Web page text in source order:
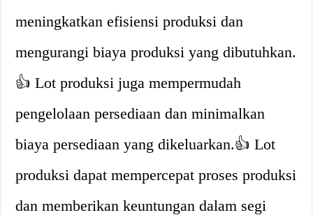
meningkatkan efisiensi produksi dan
mengurangi biaya produksi yang dibutuhkan.
👍 Lot produksi juga mempermudah
pengelolaan persediaan dan minimalkan
biaya persediaan yang dikeluarkan.👍 Lot
produksi dapat mempercepat proses produksi
dan memberikan keuntungan dalam segi